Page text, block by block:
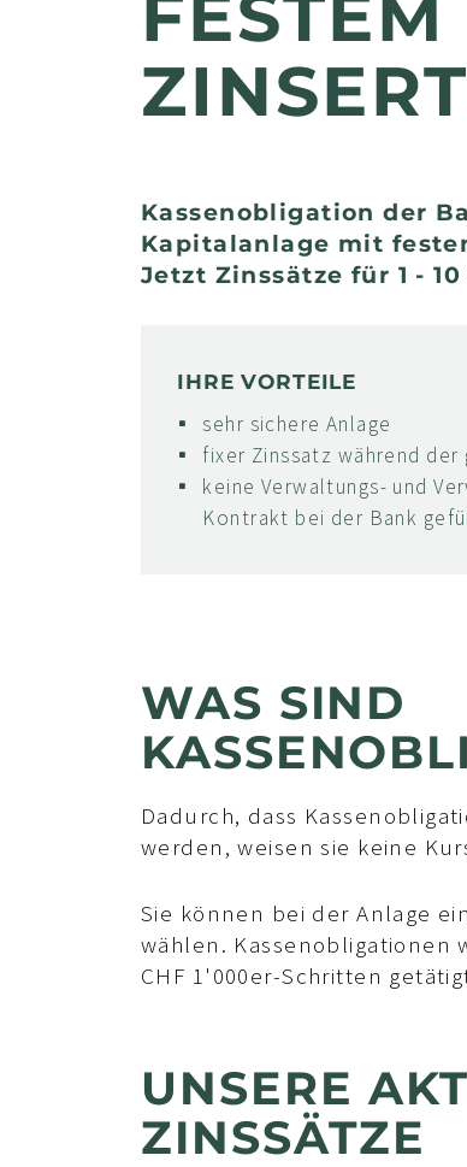
Kassenobligation der
Kapitalanlage mit
Jetzt Zinssätze für 1 -
IHRE VORTEILE
sehr sichere Anlage
fixer Zinssatz während
keine Verwaltungs- und
Kontrakt bei der Bank
WAS SIND
Dadurch, dass
werden, weisen sie keine
Sie können bei der Anlage
wählen. Kassenobligationen
CHF 1'000er-Schritten
UNSERE
ZINSSÄTZE
Andrea
031 734